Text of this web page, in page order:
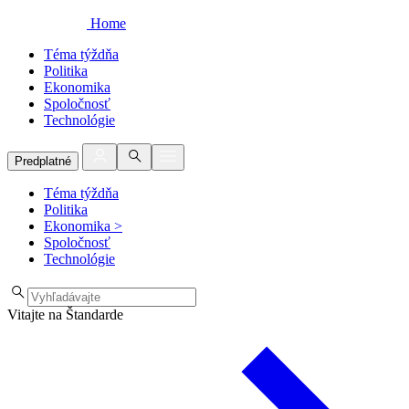
Home
Téma týždňa
Politika
Ekonomika
Spoločnosť
Technológie
Predplatné
Téma týždňa
Politika
Ekonomika >
Spoločnosť
Technológie
Vitajte na Štandarde